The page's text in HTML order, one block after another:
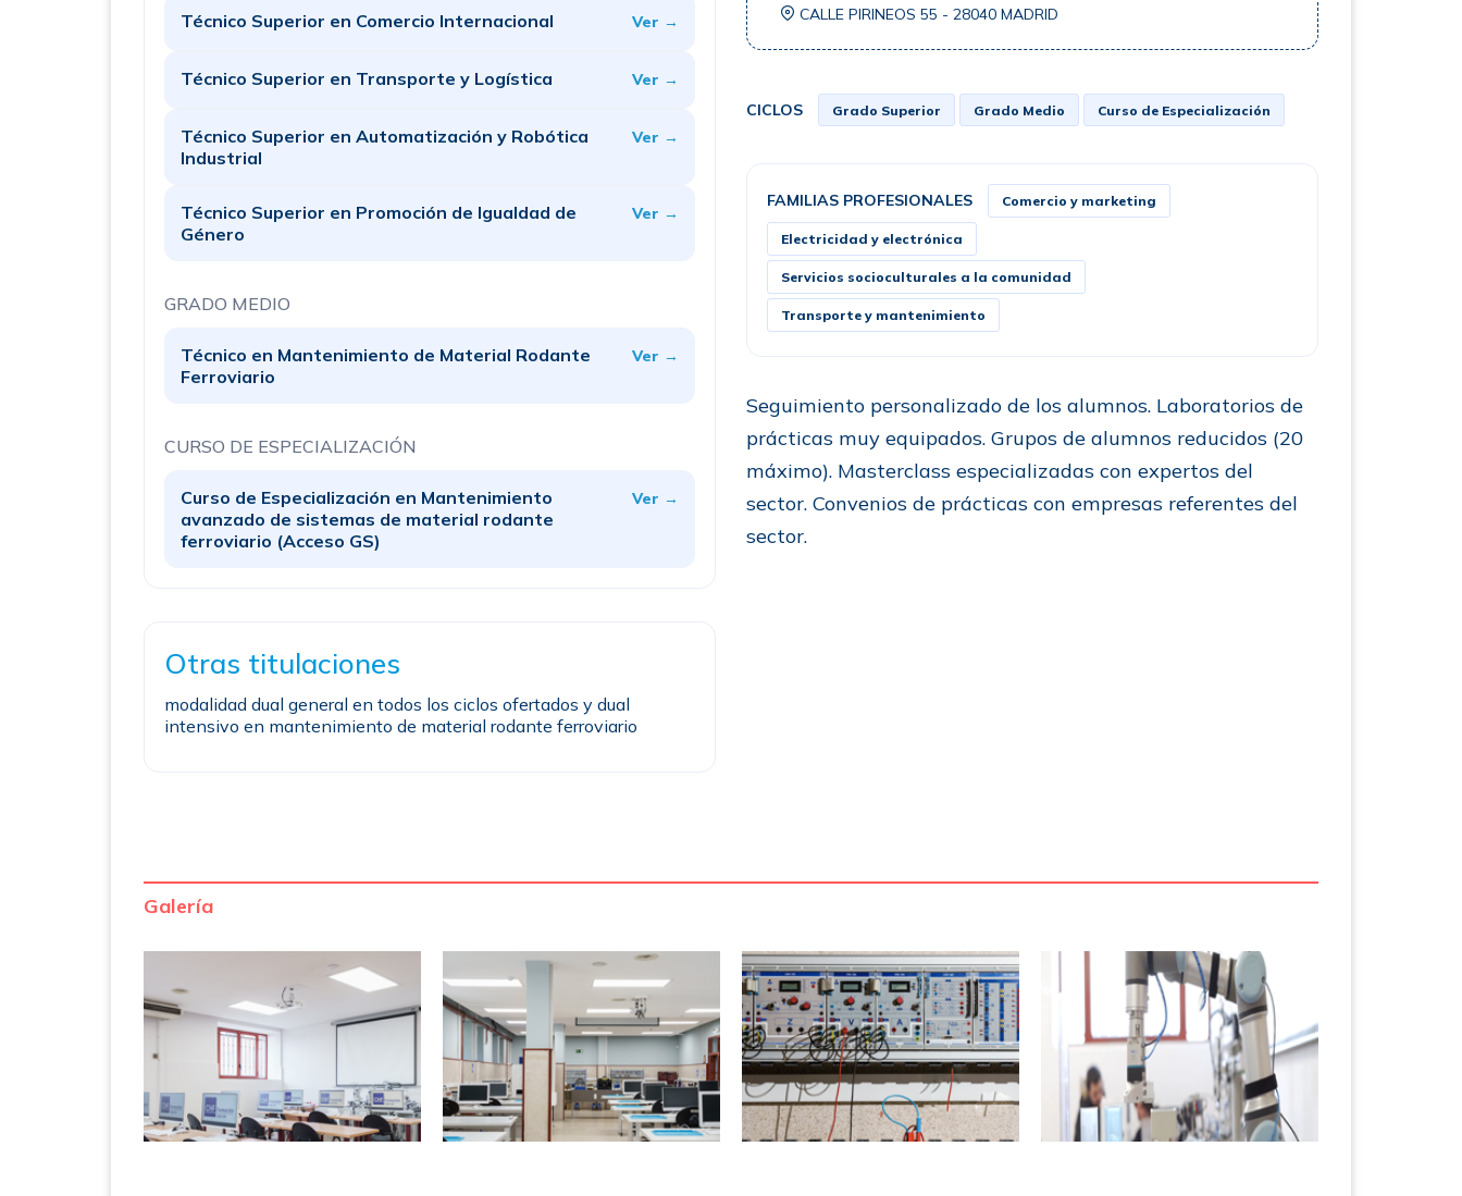
Técnico Superior en Comercio Internacional Ver →
Técnico Superior en Transporte y Logística Ver →
Técnico Superior en Automatización y Robótica
Industrial
Ver →
Técnico Superior en Promoción de Igualdad de
Género
Ver →
GRADO MEDIO
Técnico en Mantenimiento de Material Rodante
Ferroviario
Ver →
CURSO DE ESPECIALIZACIÓN
Curso de Especialización en Mantenimiento
avanzado de sistemas de material rodante
ferroviario (Acceso GS)
Ver →
Otras titulaciones
modalidad dual general en todos los ciclos ofertados y dual
intensivo en mantenimiento de material rodante ferroviario
CALLE PIRINEOS 55 - 28040 MADRID
CICLOS Grado Superior Grado Medio Curso de Especialización
FAMILIAS PROFESIONALES Comercio y marketing
Electricidad y electrónica
Servicios socioculturales a la comunidad
Transporte y mantenimiento
Seguimiento personalizado de los alumnos. Laboratorios de
prácticas muy equipados. Grupos de alumnos reducidos (20
máximo). Masterclass especializadas con expertos del
sector. Convenios de prácticas con empresas referentes del
sector.
Galería